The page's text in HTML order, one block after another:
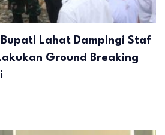
Lahat Dampingi Staf
Ground Breaking